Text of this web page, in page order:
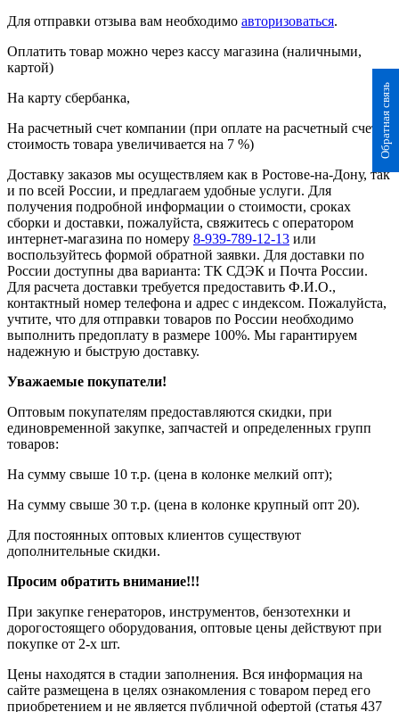
Обратная связь
Для отправки отзыва вам необходимо авторизоваться.
Оплатить товар можно через кассу магазина (наличными,
картой)
На карту сбербанка,
На расчетный счет компании (при оплате на расчетный счет
стоимость товара увеличивается на 7 %)
Доставку заказов мы осуществляем как в Ростове-на-Дону, так
и по всей России, и предлагаем удобные услуги. Для
получения подробной информации о стоимости, сроках
сборки и доставки, пожалуйста, свяжитесь с оператором
интернет-магазина по номеру 8-939-789-12-13 или
воспользуйтесь формой обратной заявки. Для доставки по
России доступны два варианта: ТК СДЭК и Почта России.
Для расчета доставки требуется предоставить Ф.И.О.,
контактный номер телефона и адрес с индексом. Пожалуйста,
учтите, что для отправки товаров по России необходимо
выполнить предоплату в размере 100%. Мы гарантируем
надежную и быструю доставку.
Уважаемые покупатели!
Оптовым покупателям предоставляются скидки, при
единовременной закупке, запчастей и определенных групп
товаров:
На сумму свыше 10 т.р. (цена в колонке мелкий опт);
На сумму свыше 30 т.р. (цена в колонке крупный опт 20).
Для постоянных оптовых клиентов существуют
дополнительные скидки.
Просим обратить внимание!!!
При закупке генераторов, инструментов, бензотехнки и
дорогостоящего оборудования, оптовые цены действуют при
покупке от 2-х шт.
Цены находятся в стадии заполнения. Вся информация на
сайте размещена в целях ознакомления с товаром перед его
приобретением и не является публичной офертой (статья 437